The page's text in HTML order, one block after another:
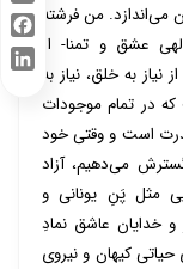
من فرشته
عشق و تمنا- از
به خلق، نیاز به
در تمام موجودات
است و وقتی خود
می‌دهیم، آزاد
مثل پَنِ یونانی و
و خدایان عاشق نمادِ
حیاتی کیهان و نیروی
Twitter
Facebook
LinkedIn